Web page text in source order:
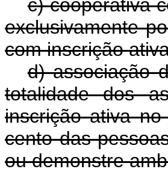
c) cooperativa
exclusivamente
com inscrição
d) associação
totalidade dos
inscrição ativa
cento das
ou demonstre